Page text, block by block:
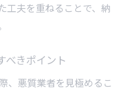
工夫を重ねることで、納
べきポイント
、悪質業者を見極めるこ